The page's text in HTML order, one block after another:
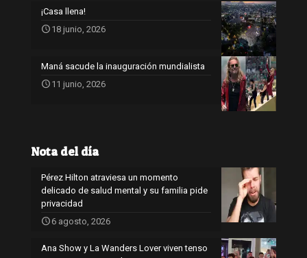
¡Casa llena!
18 junio, 2026
Maná sacude la inauguración mundialista
11 junio, 2026
Nota del día
Pérez Hilton atraviesa un momento
delicado de salud mental y su familia pide
privacidad
6 agosto, 2026
Ana Show y La Wanders Lover viven tenso